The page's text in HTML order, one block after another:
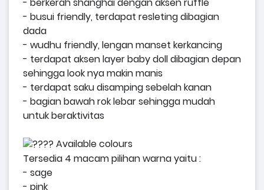
- berkerah shanghai dengan aksen ruffle
- busui friendly, terdapat resleting dibagian
dada
- wudhu friendly, lengan manset kerkancing
- terdapat aksen layer baby doll dibagian depan
sehingga look nya makin manis
- terdapat saku disamping sebelah kanan
- bagian bawah rok lebar sehingga mudah
untuk beraktivitas
Available colours
Tersedia 4 macam pilihan warna yaitu :
- sage
- pink